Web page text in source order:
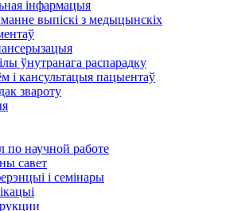
інфармацыя
выпіскі з медыцынскіх
ўнутранага распарадку
і кансультацыя пацыентаў
звароту
по научной работе
савет
і семінары